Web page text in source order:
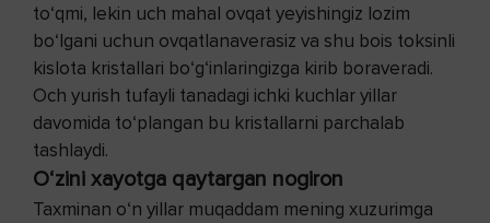
to‘qmi, lekin uch mahal ovqat yeyishingiz lozim
bo‘lgani uchun ovqatlanaverasiz va shu bois toksinli
kislota kristallari bo‘g‘inlaringizga kirib boraveradi.
Och yurish tufayli tanadagi ichki kuchlar yillar
davomida to‘plangan bu kristallarni parchalab
tashlaydi.
O‘zini xayotga qaytargan nogiron
Taxminan o‘n yillar muqaddam mening xuzurimga